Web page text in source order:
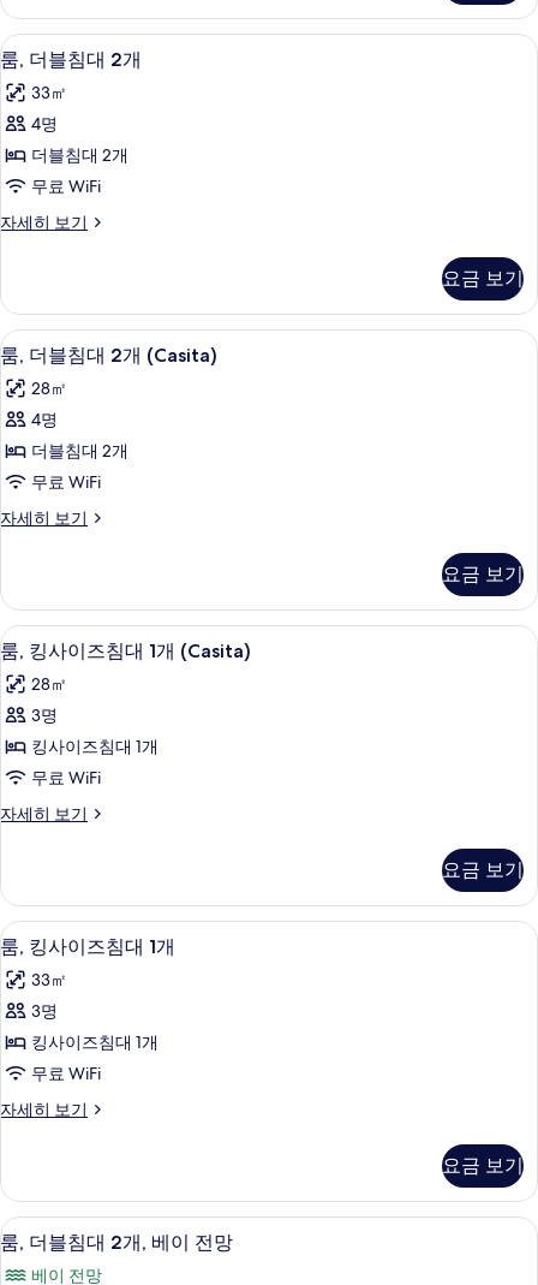
두
보
기
tub
자
세
히
보
기
룸,
더
블
침
대
개
진
모
두
보
기
고급 침구, 객실 내 금고, 책상, 암막 커튼
7
룸, 더블침대 2개
33㎡
4명
더블침대 2개
무료 WiFi
자세히 보기
룸,
대
개
자
세
히
기
요금 보기
룸,
더
블
침
대
개
진
모
두
보
기
룸, 더블침대 2개 (Casita) | 고급 침구,
10
룸, 더블침대 2개 (Casita)
28㎡
4명
더블침대 2개
무료 WiFi
자세히 보기
룸,
대
개
(Casita)
자
세
보
기
요금 보기
룸,
킹
사
이
즈
대
개
(Casita)
사
진
모
두
보
기
룸, 킹사이즈침대 1개 (Casita) | 고급
9
룸, 킹사이즈침대 1개 (Casita)
28㎡
3명
킹사이즈침대 1개
무료 WiFi
자세히 보기
룸,
즈
침
대
1
개
(Casita)
세
히
기
요금 보기
룸,
킹
사
이
즈
대
개
사
진
모
고급 침구, 객실 내 금고, 책상, 암막 커튼
8
룸, 킹사이즈침대 1개
33㎡
3명
킹사이즈침대 1개
무료 WiFi
자세히 보기
룸,
즈
침
대
1
요금 보기
룸,
더
룸, 더블침대 2개, 베이 전망 | 고급 침
7
룸, 더블침대 2개, 베이 전망
베이 전망